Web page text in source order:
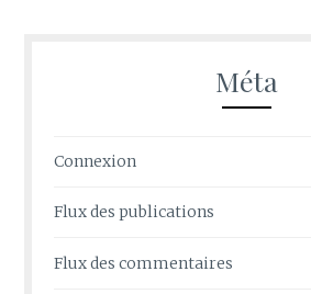
Méta
Connexion
Flux des publications
Flux des commentaires